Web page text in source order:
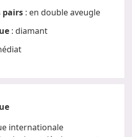
pairs : en double aveugle
: diamant
internationale